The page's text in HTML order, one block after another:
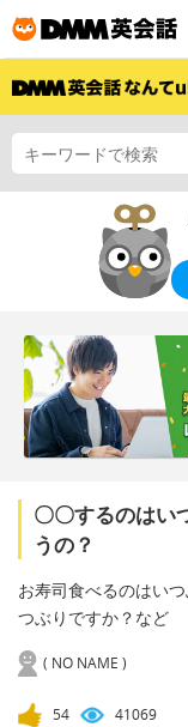
〇〇するのはい
うの？
お寿司食べるのはい
つぶりですか？など
( NO NAME )
54 41069